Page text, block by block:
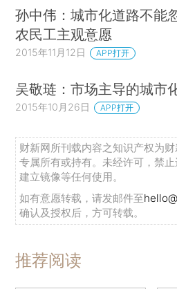
孙中伟：城市化道路不能
农民工主观意愿
2015年11月12日 APP打开
吴敬琏：市场主导的城市
2015年10月26日 APP打开
财新网所刊载内容之知识产权为
专属所有或持有。未经许可，禁
建立镜像等任何使用。
如有意愿转载，请发邮件至
确认及授权后，方可转载。
推荐阅读